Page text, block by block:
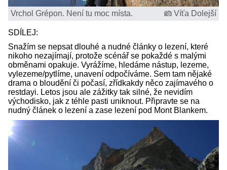
Vrchol Grépon. Není tu moc místa. Víťa Dolejší
SDÍLEJ:
Snažím se nepsat dlouhé a nudné články o lezení, které
nikoho nezajímají, protože scénář se pokaždé s malými
obměnami opakuje. Vyrážíme, hledáme nástup, lezeme,
vylezeme/pytlíme, unavení odpočíváme. Sem tam nějaké
drama o bloudění či počasí, zřídkakdy něco zajímavého o
restdayi. Letos jsou ale zážitky tak silné, že nevidím
východisko, jak z téhle pasti uniknout. Připravte se na
nudný článek o lezení a zase lezení pod Mont Blankem.